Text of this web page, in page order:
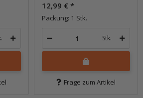
12,99 € *
Packung: 1 Stk.
Stk.
Frage zum Artikel